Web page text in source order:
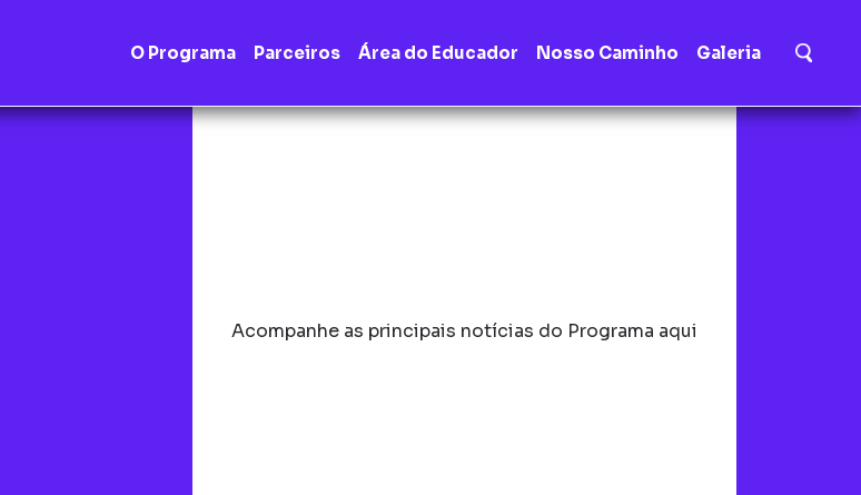
O Programa Parceiros Área do Educador Nosso Caminho Galeria
Acompanhe as principais notícias do Programa aqui